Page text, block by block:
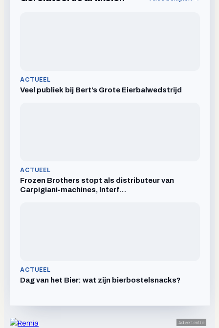
ACTUEEL
Veel publiek bij Bert’s Grote Eierbalwedstrijd
ACTUEEL
Frozen Brothers stopt als distributeur van
Carpigiani-machines, Interf…
ACTUEEL
Dag van het Bier: wat zijn bierbostelsnacks?
Advertentie